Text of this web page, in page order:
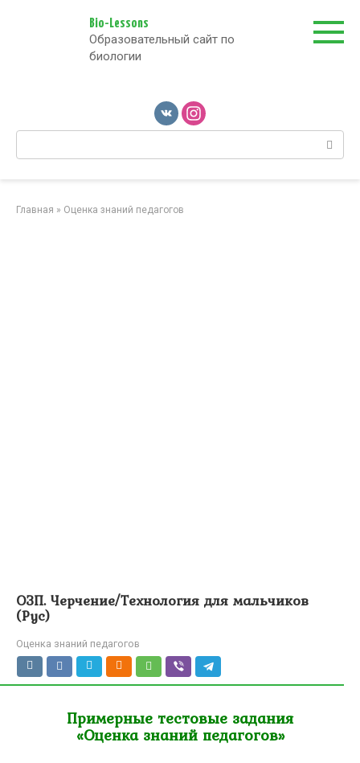
Bio-Lessons
Образовательный сайт по
биологии
Поиск:
Главная » Оценка знаний педагогов
ОЗП. Черчение/Технология для мальчиков
(Рус)
Оценка знаний педагогов
Примерные тестовые задания
«Оценка знаний педагогов»